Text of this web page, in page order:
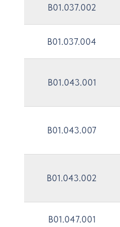
B01.037.002
B01.037.004
B01.043.001
B01.043.007
B01.043.002
B01.047.001